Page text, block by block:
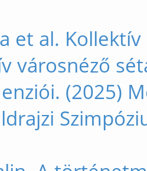
et al.
városnéző
(2025)